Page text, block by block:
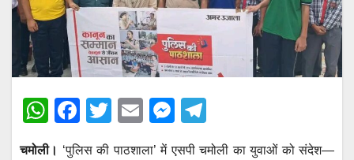
W
F
T
E
m
M
el
चमोली। ‘पुलिस की पाठशाला’ में एसपी चमोली का युवाओं को संदेश—